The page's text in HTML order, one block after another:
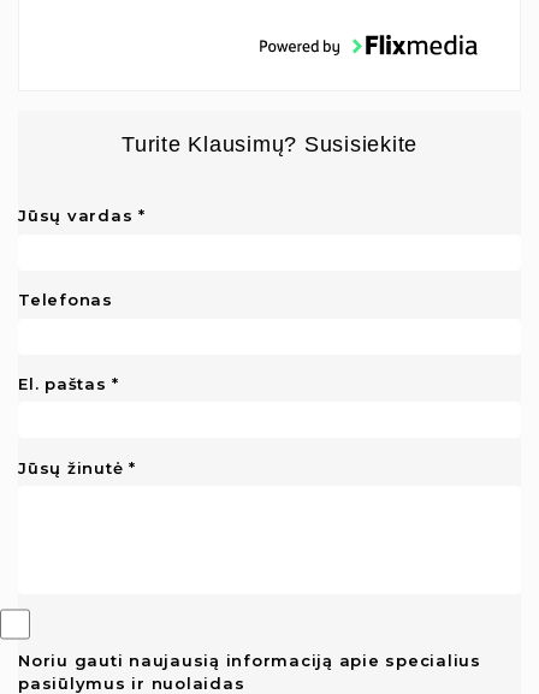
Turite Klausimų? Susisiekite
Jūsų vardas
Telefonas
El. paštas
Jūsų žinutė
Noriu gauti naujausią informaciją apie specialius
pasiūlymus ir nuolaidas